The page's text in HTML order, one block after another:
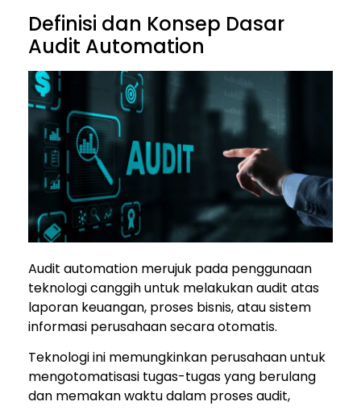
Definisi dan Konsep Dasar
Audit Automation
Audit automation merujuk pada penggunaan
teknologi canggih untuk melakukan audit atas
laporan keuangan, proses bisnis, atau sistem
informasi perusahaan secara otomatis.
Teknologi ini memungkinkan perusahaan untuk
mengotomatisasi tugas-tugas yang berulang
dan memakan waktu dalam proses audit,